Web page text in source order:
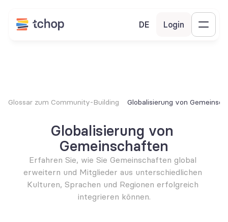
DE Login
Glossar zum Community-Building Globalisierung von
Globalisierung von
Gemeinschaften
Erfahren Sie, wie Sie Gemeinschaften global
erweitern und Mitglieder aus unterschiedlichen
Kulturen, Sprachen und Regionen erfolgreich
integrieren können.